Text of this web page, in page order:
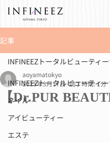
記事
INFINEEZトータルビューティ
ネイル
アイビューティー
エステ
INFINEEZトータルビューティ
【Dr.PUR
aoyamatokyo
2025年3月17日 読了時間: 1分